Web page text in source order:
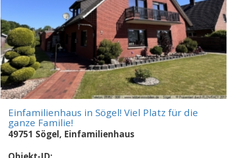
Einfamilienhaus in Sögel! Viel Platz für die
ganze Familie!
49751 Sögel, Einfamilienhaus